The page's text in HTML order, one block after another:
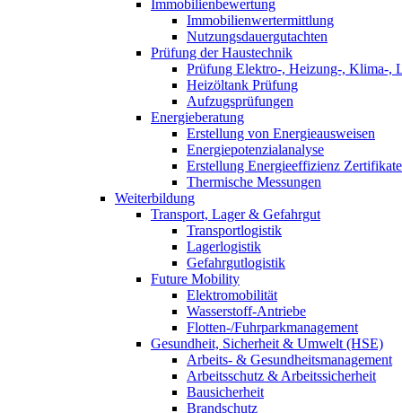
Immobilienbewertung
Immobilienwertermittlung
Nutzungsdauergutachten
Prüfung der Haustechnik
Prüfung Elektro-, Heizung-, Klima-,
Heizöltank Prüfung
Aufzugsprüfungen
Energieberatung
Erstellung von Energieausweisen
Energiepotenzialanalyse
Erstellung Energieeffizienz Zertifikate
Thermische Messungen
Weiterbildung
Transport, Lager & Gefahrgut
Transportlogistik
Lagerlogistik
Gefahrgutlogistik
Future Mobility
Elektromobilität
Wasserstoff-Antriebe
Flotten-/Fuhrparkmanagement
Gesundheit, Sicherheit & Umwelt (HSE)
Arbeits- & Gesundheitsmanagement
Arbeitsschutz & Arbeitssicherheit
Bausicherheit
Brandschutz